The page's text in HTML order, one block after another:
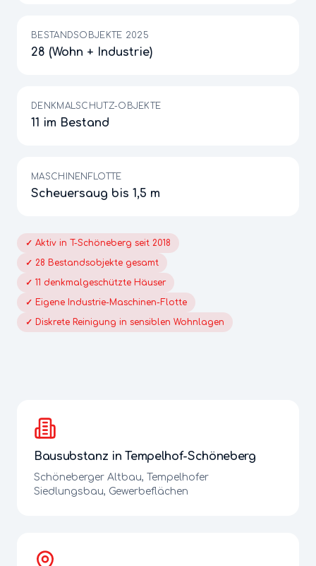
BESTANDSOBJEKTE 2025
28 (Wohn + Industrie)
DENKMALSCHUTZ-OBJEKTE
11 im Bestand
MASCHINENFLOTTE
Scheuersaug bis 1,5 m
✓ Aktiv in T-Schöneberg seit 2018
✓ 28 Bestandsobjekte gesamt
✓ 11 denkmalgeschützte Häuser
✓ Eigene Industrie-Maschinen-Flotte
✓ Diskrete Reinigung in sensiblen Wohnlagen
Bausubstanz inTempelhof-Schöneberg
Schöneberger Altbau, Tempelhofer
Siedlungsbau, Gewerbeflächen